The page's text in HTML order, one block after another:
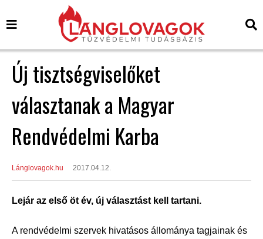
Új tisztségviselőket
választanak a Magyar
Rendvédelmi Karba
Lánglovagok.hu 2017.04.12.
Lejár az első öt év, új választást kell tartani.
A rendvédelmi szervek hivatásos állománya tagjainak és